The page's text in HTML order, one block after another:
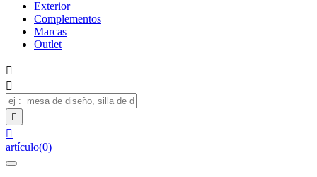
Exterior
Complementos
Marcas
Outlet




artículo(0)